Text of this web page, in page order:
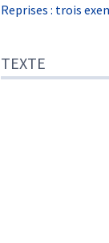
Reprises : trois
TEXTE